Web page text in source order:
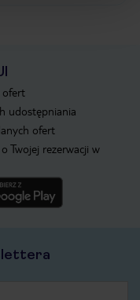
ofert
udostępniania
ofert
Twojej rezerwacji w